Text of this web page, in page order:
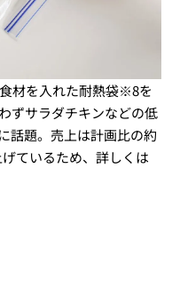
材を入れた耐熱袋※8を
ずサラダチキンなどの低
話題。売上は計画比の約
ているため、詳しくは